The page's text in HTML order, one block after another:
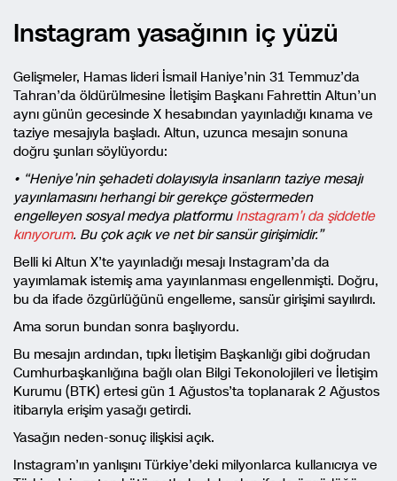
Instagram yasağının iç yüzü
Gelişmeler, Hamas lideri İsmail Haniye’nin 31 Temmuz’da
Tahran’da öldürülmesine İletişim Başkanı Fahrettin Altun’un
aynı günün gecesinde X hesabından yayınladığı kınama ve
taziye mesajıyla başladı. Altun, uzunca mesajın sonuna
doğru şunları söylüyordu:
• “Heniye’nin şehadeti dolayısıyla insanların taziye mesajı
yayınlamasını herhangi bir gerekçe göstermeden
engelleyen sosyal medya platformu Instagram’ı da şiddetle
kınıyorum. Bu çok açık ve net bir sansür girişimidir.”
Belli ki Altun X’te yayınladığı mesajı Instagram’da da
yayımlamak istemiş ama yayınlanması engellenmişti. Doğru,
bu da ifade özgürlüğünü engelleme, sansür girişimi sayılırdı.
Ama sorun bundan sonra başlıyordu.
Bu mesajın ardından, tıpkı İletişim Başkanlığı gibi doğrudan
Cumhurbaşkanlığına bağlı olan Bilgi Tekonolojileri ve İletişim
Kurumu (BTK) ertesi gün 1 Ağustos’ta toplanarak 2 Ağustos
itibarıyla erişim yasağı getirdi.
Yasağın neden-sonuç ilişkisi açık.
Instagram’ın yanlışını Türkiye’deki milyonlarca kullanıcıya ve